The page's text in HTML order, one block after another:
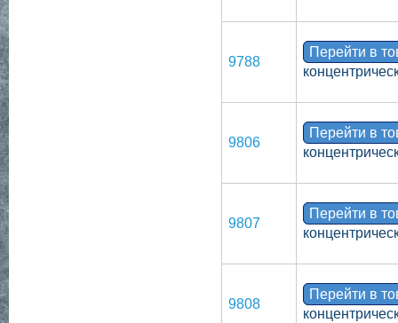
9788
Перейти в
9806
Перейти в
9807
Перейти в
9808
Перейти в